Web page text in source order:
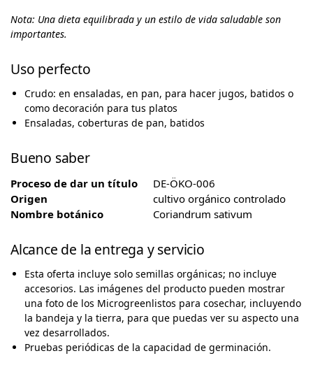
Nota: Una dieta equilibrada y un estilo de vida saludable son
importantes.
Uso perfecto
Crudo: en ensaladas, en pan, para hacer jugos, batidos o
como decoración para tus platos
Ensaladas, coberturas de pan, batidos
Bueno saber
Proceso de dar un título
DE-ÖKO-006
Origen
cultivo orgánico controlado
Nombre botánico
Coriandrum sativum
Alcance de la entrega y servicio
Esta oferta incluye solo semillas orgánicas; no incluye
accesorios. Las imágenes del producto pueden mostrar
una foto de los Microgreenlistos para cosechar, incluyendo
la bandeja y la tierra, para que puedas ver su aspecto una
vez desarrollados.
Pruebas periódicas de la capacidad de germinación.